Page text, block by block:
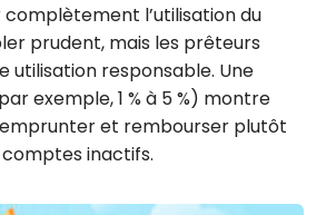
complètement l’utilisation du
prudent, mais les prêteurs
utilisation responsable. Une
exemple, 1 % à 5 %) montre
et rembourser plutôt
inactifs.